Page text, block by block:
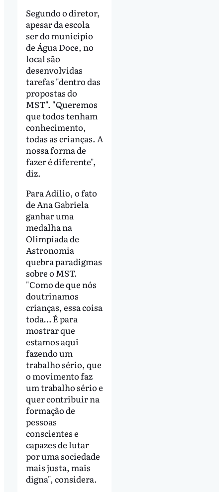
Segundo o diretor,
apesar da escola
ser do município
de Água Doce, no
local são
desenvolvidas
tarefas "dentro das
propostas do
MST". "Queremos
que todos tenham
conhecimento,
todas as crianças. A
nossa forma de
fazer é diferente",
diz.
Para Adílio, o fato
de Ana Gabriela
ganhar uma
medalha na
Olimpíada de
Astronomia
quebra paradigmas
sobre o MST.
"Como de que nós
doutrinamos
crianças, essa coisa
toda… É para
mostrar que
estamos aqui
fazendo um
trabalho sério, que
o movimento faz
um trabalho sério e
quer contribuir na
formação de
pessoas
conscientes e
capazes de lutar
por uma sociedade
mais justa, mais
digna", considera.